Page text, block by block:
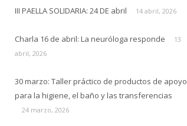
III PAELLA SOLIDARIA: 24 DE abril 14 abril, 2026
Charla 16 de abril: La neuróloga responde
13
abril, 2026
30 marzo: Taller práctico de productos de apoyo
para la higiene, el baño y las transferencias
24 marzo, 2026